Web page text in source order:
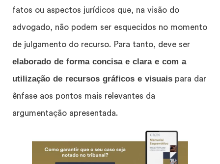
fatos ou aspectos jurídicos que, na visão do
advogado, não podem ser esquecidos no momento
de julgamento do recurso. Para tanto, deve ser
elaborado de forma concisa e clara e com a
utilização de recursos gráficos e visuais para dar
ênfase aos pontos mais relevantes da
argumentação apresentada.